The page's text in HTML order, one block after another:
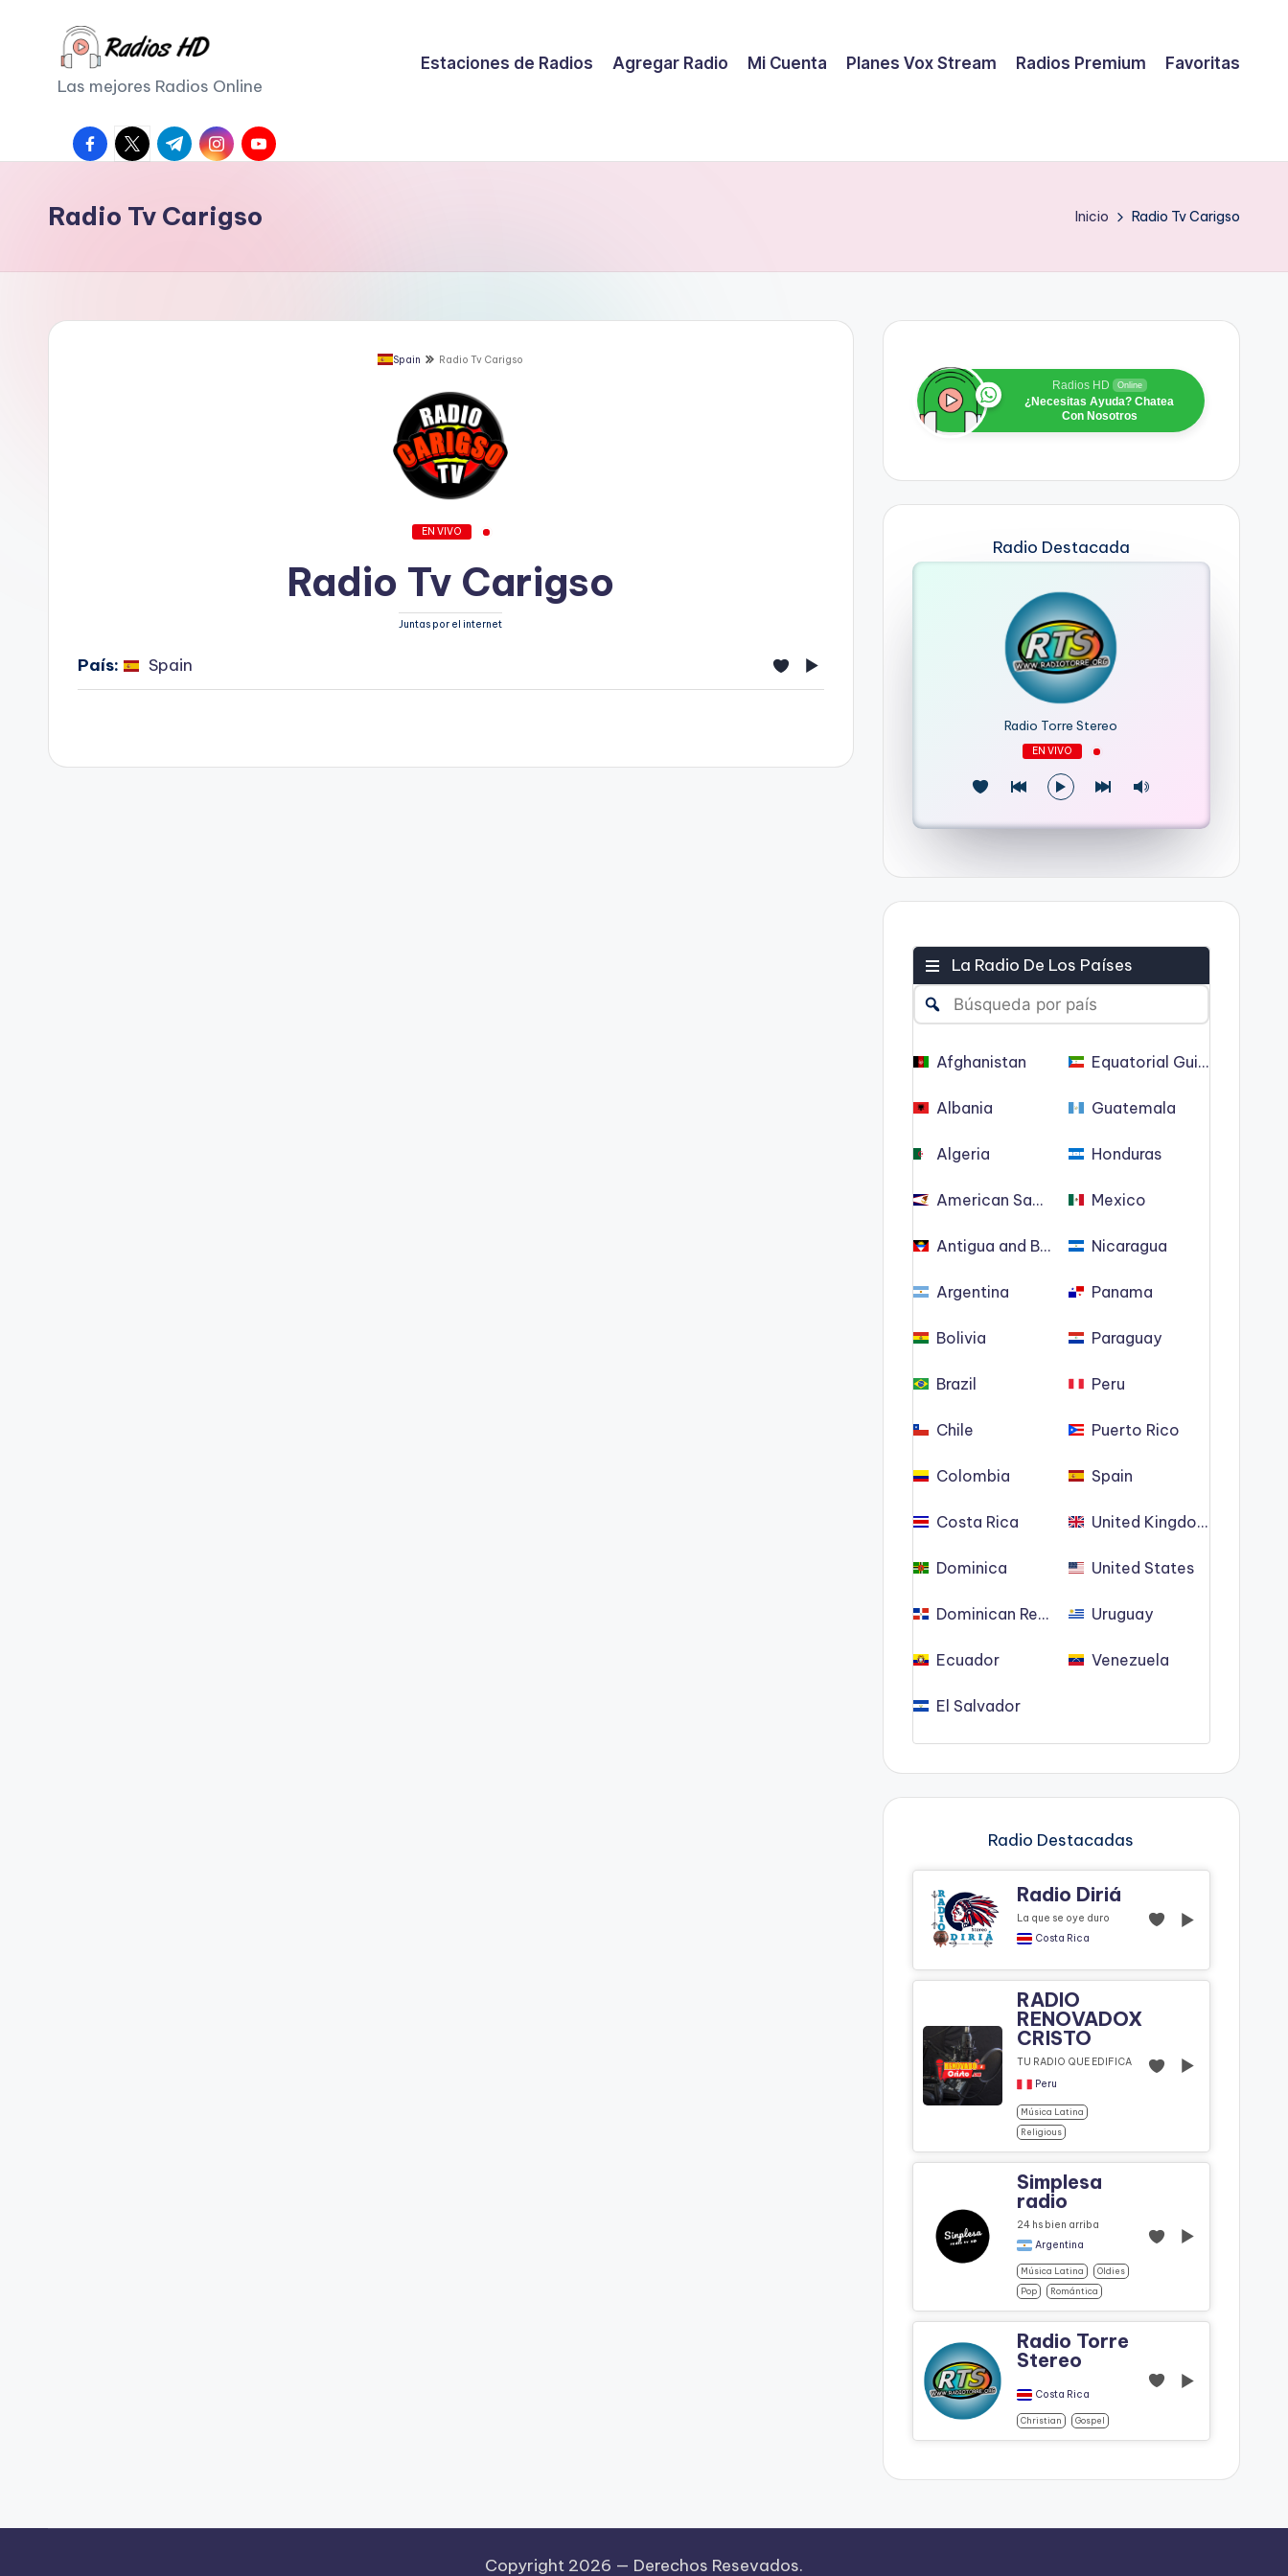
Las mejores Radios Online
Estaciones de Radios Agregar Radio Mi Cuenta Planes Vox Stream Radios Premium Favoritas
facebook.com
twitter.com
t.me instagram.com
youtube.com
Radio Tv Carigso Inicio Radio Tv Carigso
Spain Radio Tv Carigso
EN VIVO
Radio Tv Carigso
Juntas por el internet
País: Spain
Radios HD Online
¿Necesitas Ayuda? Chatea
Con Nosotros
Radio Destacada
Radio Torre Stereo
EN VIVO
La Radio De Los Países
Afghanistan
Albania
Algeria
American Samoa
Antigua and Barbuda
Argentina
Bolivia
Brazil
Chile
Colombia
Costa Rica
Dominica
Dominican Republic
Ecuador
El Salvador
Equatorial Guinea
Guatemala
Honduras
Mexico
Nicaragua
Panama
Paraguay
Peru
Puerto Rico
Spain
United Kingdom
United States
Uruguay
Venezuela
Radio Destacadas
Radio Diriá
La que se oye duro
Costa Rica
RADIO
RENOVADOX
CRISTO
TU RADIO QUE EDIFICA
Peru
Música Latina
Religious
Simplesa
radio
24 hs bien arriba
Argentina
Música Latina
Oldies
Pop
Romántica
Radio Torre
Stereo
Costa Rica
Christian Gospel
Copyright 2026 — Derechos Resevados.